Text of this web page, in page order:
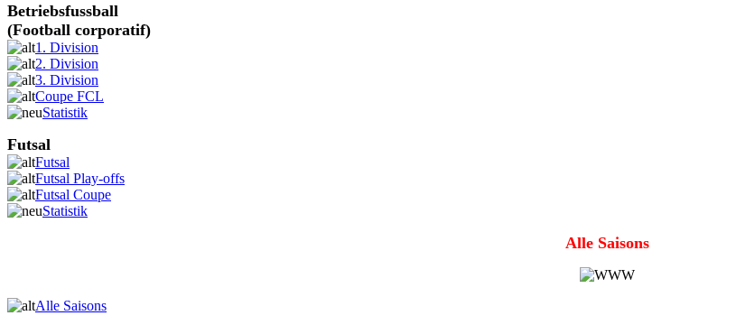
Betriebsfussball
(Football corporatif)
1. Division
2. Division
3. Division
Coupe FCL
Statistik
Futsal
Futsal
Futsal Play-offs
Futsal Coupe
Statistik
Alle Saisons
Alle Saisons